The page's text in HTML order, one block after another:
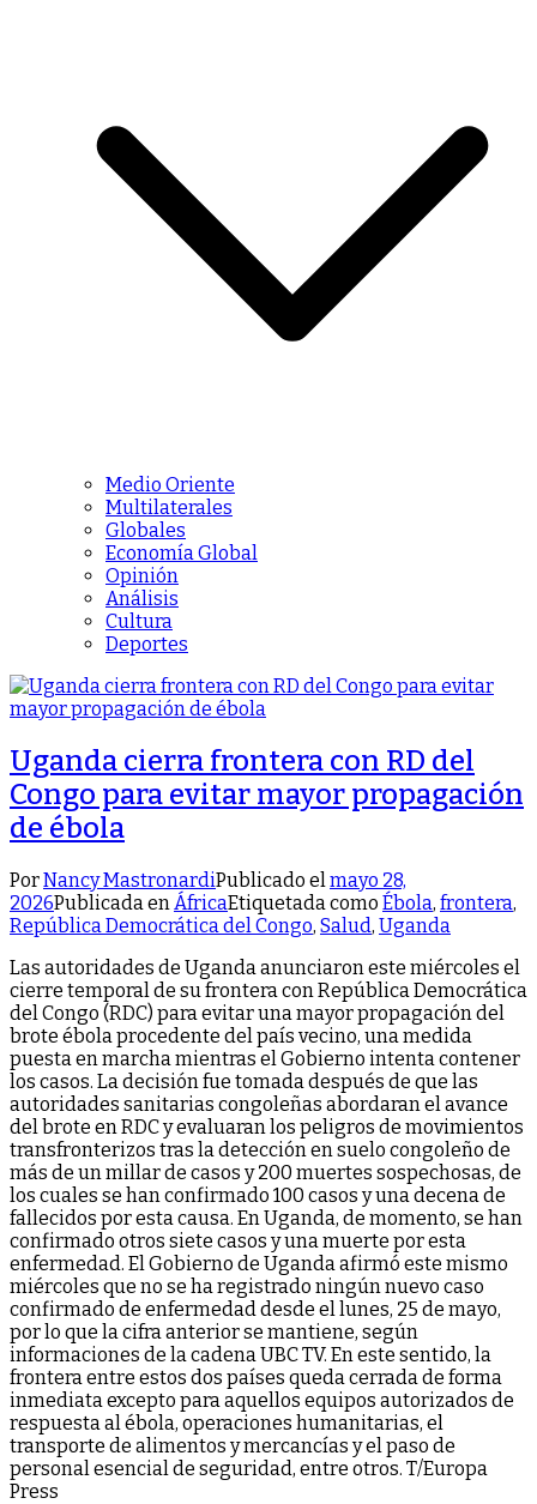
Medio Oriente
Multilaterales
Globales
Economía Global
Opinión
Análisis
Cultura
Deportes
Uganda cierra frontera con RD del
Congo para evitar mayor propagación
de ébola
PorNancy MastronardiPublicado elmayo 28,
2026Publicada enÁfricaEtiquetada como Ébola, frontera,
República Democrática del Congo, Salud, Uganda
Las autoridades de Uganda anunciaron este miércoles el
cierre temporal de su frontera con República Democrática
del Congo (RDC) para evitar una mayor propagación del
brote ébola procedente del país vecino, una medida
puesta en marcha mientras el Gobierno intenta contener
los casos. La decisión fue tomada después de que las
autoridades sanitarias congoleñas abordaran el avance
del brote en RDC y evaluaran los peligros de movimientos
transfronterizos tras la detección en suelo congoleño de
más de un millar de casos y 200 muertes sospechosas, de
los cuales se han confirmado 100 casos y una decena de
fallecidos por esta causa. En Uganda, de momento, se han
confirmado otros siete casos y una muerte por esta
enfermedad. El Gobierno de Uganda afirmó este mismo
miércoles que no se ha registrado ningún nuevo caso
confirmado de enfermedad desde el lunes, 25 de mayo,
por lo que la cifra anterior se mantiene, según
informaciones de la cadena UBC TV. En este sentido, la
frontera entre estos dos países queda cerrada de forma
inmediata excepto para aquellos equipos autorizados de
respuesta al ébola, operaciones humanitarias, el
transporte de alimentos y mercancías y el paso de
personal esencial de seguridad, entre otros. T/Europa
Press